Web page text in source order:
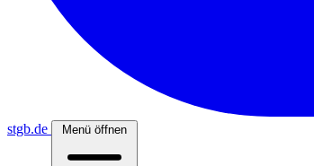
stgb.de Menü öffnen